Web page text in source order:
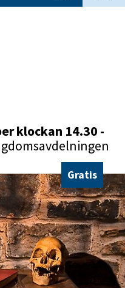
klockan 14.30 -
Gratis